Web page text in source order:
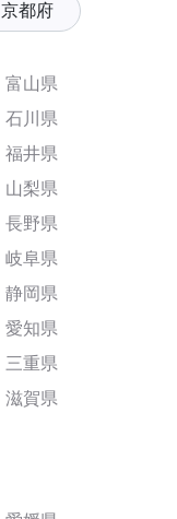
京都府
富山県
石川県
福井県
山梨県
長野県
岐阜県
静岡県
愛知県
三重県
滋賀県